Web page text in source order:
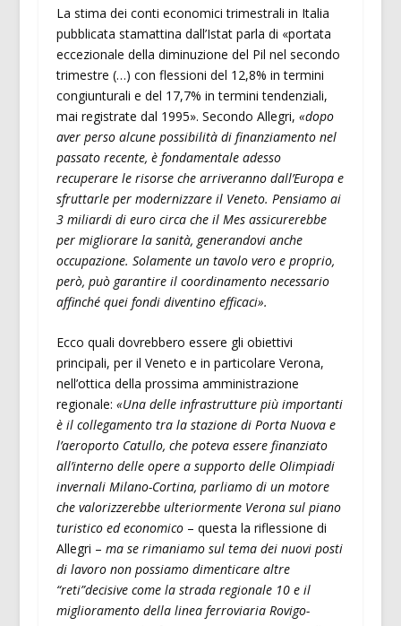
La stima dei conti economici trimestrali in Italia
pubblicata stamattina dall’Istat parla di «portata
eccezionale della diminuzione del Pil nel secondo
trimestre (…) con flessioni del 12,8% in termini
congiunturali e del 17,7% in termini tendenziali,
mai registrate dal 1995». Secondo Allegri, «dopo
aver perso alcune possibilità di finanziamento nel
passato recente, è fondamentale adesso
recuperare le risorse che arriveranno dall’Europa e
sfruttarle per modernizzare il Veneto. Pensiamo ai
3 miliardi di euro circa che il Mes assicurerebbe
per migliorare la sanità, generandovi anche
occupazione. Solamente un tavolo vero e proprio,
però, può garantire il coordinamento necessario
affinché quei fondi diventino efficaci».
Ecco quali dovrebbero essere gli obiettivi
principali, per il Veneto e in particolare Verona,
nell’ottica della prossima amministrazione
regionale: «Una delle infrastrutture più importanti
è il collegamento tra la stazione di Porta Nuova e
l’aeroporto Catullo, che poteva essere finanziato
all’interno delle opere a supporto delle Olimpiadi
invernali Milano-Cortina, parliamo di un motore
che valorizzerebbe ulteriormente Verona sul piano
turistico ed economico – questa la riflessione di
Allegri – ma se rimaniamo sul tema dei nuovi posti
di lavoro non possiamo dimenticare altre
“reti”decisive come la strada regionale 10 e il
miglioramento della linea ferroviaria Rovigo-